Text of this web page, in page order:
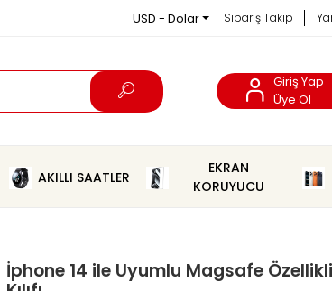
USD - Dolar Sipariş Takip
Giriş Yap
Üye Ol
AKILLI SAATLER
EKRAN
KORUYUCU
İphone 14 ile Uyumlu Magsafe